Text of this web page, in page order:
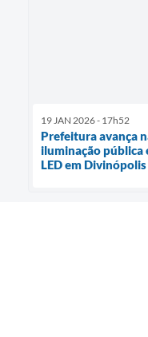
19 JAN 2026 - 17h52
Prefeitura avança
iluminação pública
LED em Divinópolis